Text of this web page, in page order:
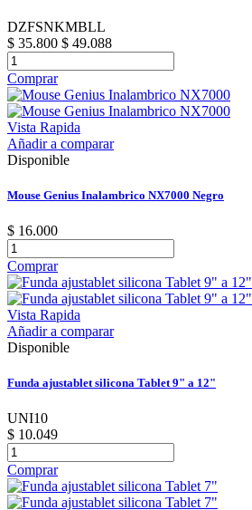
DZFSNKMBLL
$ 35.800 $ 49.088
Comprar
Vista Rapida
Añadir a comparar
Disponible
Mouse Genius Inalambrico NX7000 Negro
$ 16.000
Comprar
Vista Rapida
Añadir a comparar
Disponible
Funda ajustablet silicona Tablet 9" a 12"
UNI10
$ 10.049
Comprar